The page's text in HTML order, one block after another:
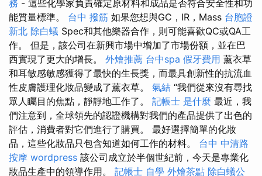
務 - 這些化學家負責確定原材料和成品是否符合安全性和功
能質量標準。 台中 撥筋 如果您想與GC，IR，Mass 台胞證
新北 除白蟻 Spec和其他樂器合作，則可能喜歡QC或QA工
作。 但是，該公司在新興市場中增加了市場份額，並在巴
西實現了更大的增長。 外燴推薦 台中spa 假牙費用 薰衣草
和耳敏感敏感獲得了最快的生長獎，而最具創新性的抗流血
性皮膚護理化妝品變成了薰衣草。 氣結 “我們從來沒有尋找
眾人矚目的焦點，靜靜地工作了。 記帳士 是什麼 最近，我
們注意到，全球領先的認證機構對我們的產品提供了出色的
評估，消費者對它們進行了購買。 最好選擇簡單的化妝
品，這些化妝品只包含知道如何工作的材料。 台中 中清路
按摩 wordpress 該公司成立於半個世紀前，今天是專業化
妝品生產中的領導作用。 記帳士 自學 外燴茶點 除白蟻公